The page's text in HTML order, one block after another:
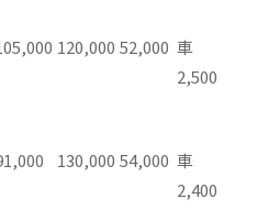
120,000 52,000 車
2,500
130,000 54,000 車
2,400